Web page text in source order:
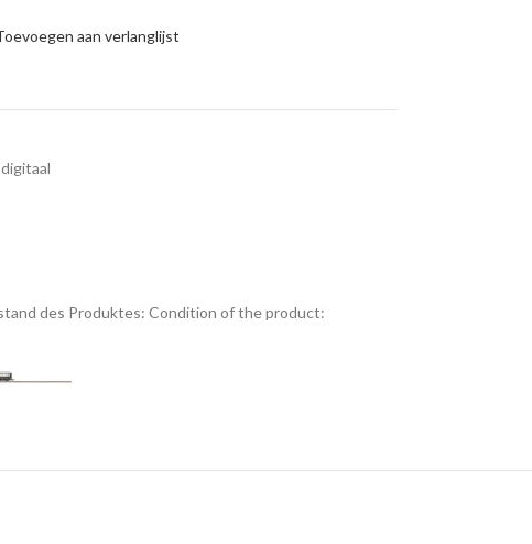
aan verlanglijst
des Produktes: Condition of the product: